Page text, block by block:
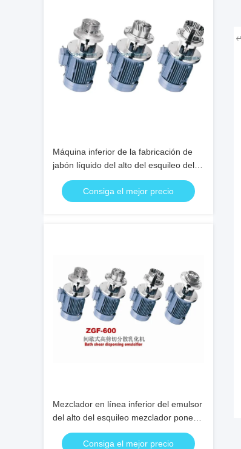
Máquina inferior de la fabricación de
jabón líquido del alto del esquileo del
vacío mezclador del homogeneizador
crema cosmética
Consiga el mejor precio
Mezclador en línea inferior del emulsor
del alto del esquileo mezclador poner
crema cosmético del homogeneizador
Consiga el mejor precio